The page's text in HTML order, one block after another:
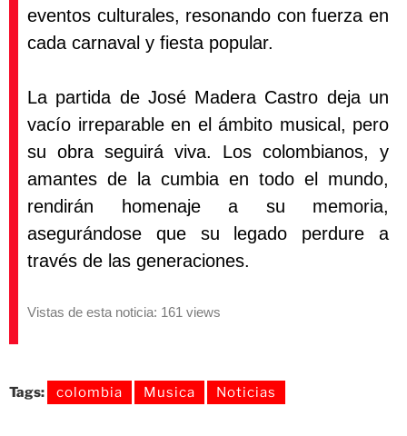
eventos culturales, resonando con fuerza en
cada carnaval y fiesta popular.
La partida de José Madera Castro deja un
vacío irreparable en el ámbito musical, pero
su obra seguirá viva. Los colombianos, y
amantes de la cumbia en todo el mundo,
rendirán homenaje a su memoria,
asegurándose que su legado perdure a
través de las generaciones.
Vistas de esta noticia: 161 views
Tags: colombia Musica Noticias